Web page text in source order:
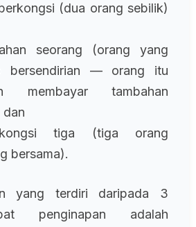
(dua orang sebilik)
seorang (orang yang
bersendirian — orang itu
membayar tambahan
tiga (tiga orang
bersama).
yang terdiri daripada 3
penginapan adalah